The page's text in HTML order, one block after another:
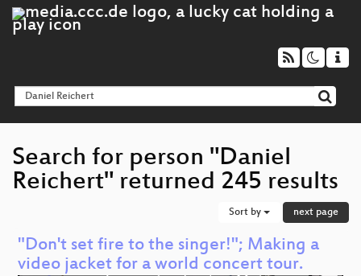
Search for person "Daniel
Reichert" returned 245 results
Sort by next page
"Don't set fire to the singer!"; Making a
video jacket for a world concert tour.